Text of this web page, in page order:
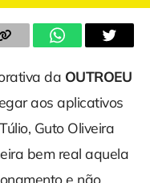
da OUTROEU
aos aplicativos
Guto Oliveira
bem real aquela
e não